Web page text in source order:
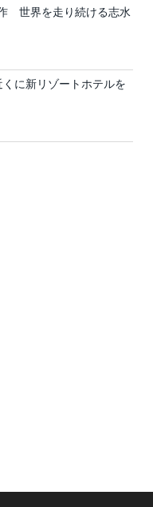
世界を走り続ける志水
くに新リゾートホテルを